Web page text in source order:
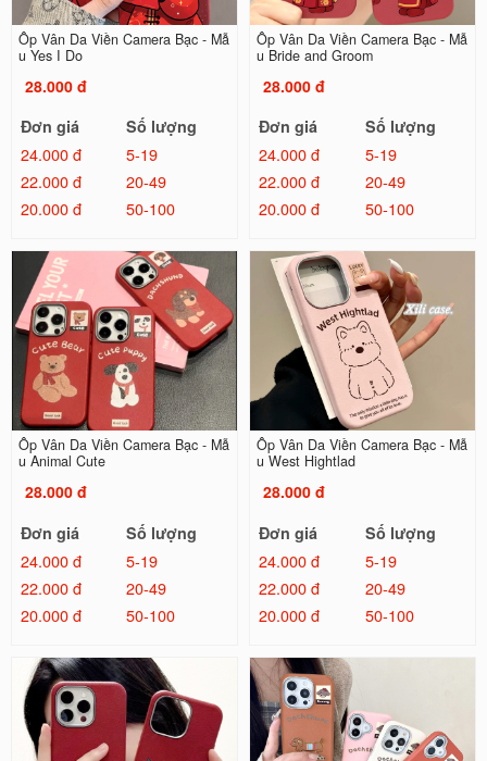
Ốp Vân Da Viền Camera Bạc - Mẫ
u Yes I Do
28.000 đ
Đơn giá
Số lượng
24.000 đ
5-19
22.000 đ
20-49
20.000 đ
50-100
Ốp Vân Da Viền Camera Bạc - Mẫ
u Bride and Groom
28.000 đ
Đơn giá
Số lượng
24.000 đ
5-19
22.000 đ
20-49
20.000 đ
50-100
Ốp Vân Da Viền Camera Bạc - Mẫ
u Animal Cute
28.000 đ
Đơn giá
Số lượng
24.000 đ
5-19
22.000 đ
20-49
20.000 đ
50-100
Ốp Vân Da Viền Camera Bạc - Mẫ
u West Hightlad
28.000 đ
Đơn giá
Số lượng
24.000 đ
5-19
22.000 đ
20-49
20.000 đ
50-100